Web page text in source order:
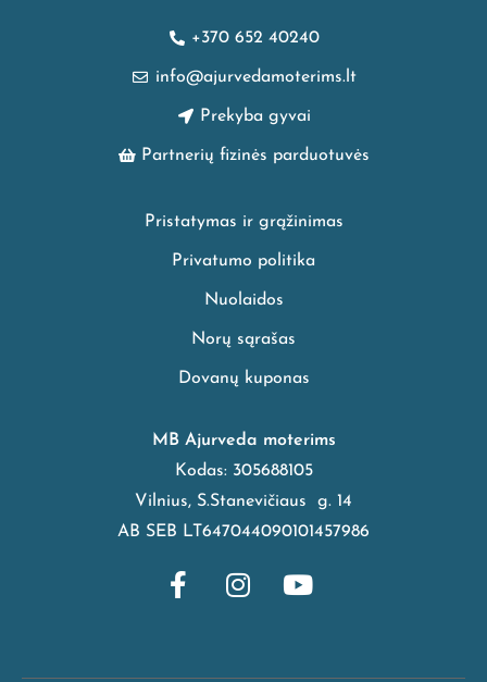
+370 652 40240
info@ajurvedamoterims.lt
Prekyba gyvai
Partnerių fizinės parduotuvės
Pristatymas ir grąžinimas
Privatumo politika
Nuolaidos
Norų sąrašas
Dovanų kuponas
MB Ajurveda moterims
Kodas: 305688105
Vilnius, S.Stanevičiaus g. 14
AB SEB LT647044090101457986